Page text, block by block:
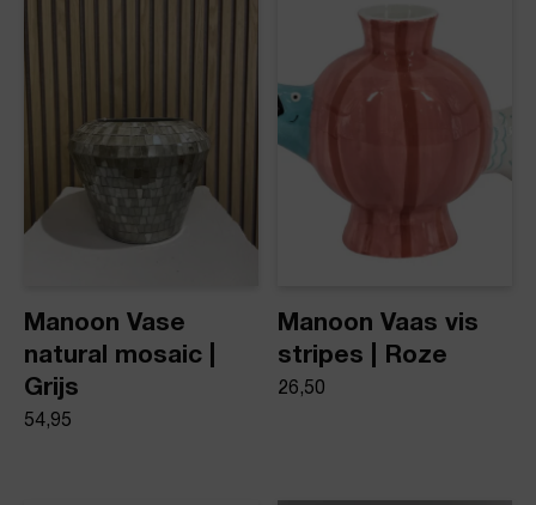
Manoon Vase
natural mosaic |
Grijs
54,95
Manoon Vaas vis
stripes | Roze
26,50